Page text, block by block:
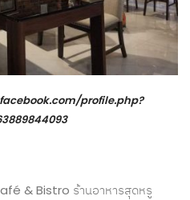
profile.php?
& Bistro ร้านอาหารสุดหรู